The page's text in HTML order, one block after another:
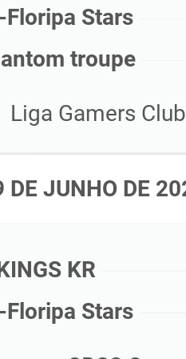
Floripa Stars
troupe
Liga Gamers
DE JUNHO DE
KR
Floripa Stars